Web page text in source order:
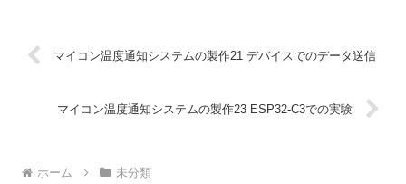
マイコン温度通知システムの製作21 デバイスでのデータ送信
マイコン温度通知システムの製作23 ESP32-C3での実験
ホーム 未分類